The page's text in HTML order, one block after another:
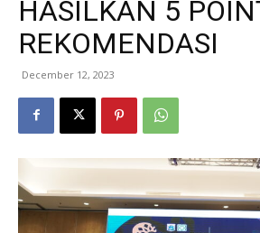
HASILKAN 5
REKOMENDASI
December 12, 2023